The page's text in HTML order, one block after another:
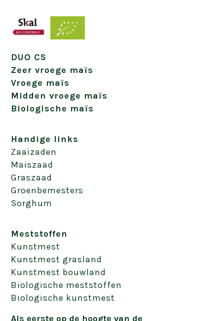
DUO CS
Zeer vroege maïs
Vroege maïs
Midden vroege maïs
Biologische maïs
Handige links
Zaaizaden
Maiszaad
Graszaad
Groenbemesters
Sorghum
Meststoffen
Kunstmest
Kunstmest grasland
Kunstmest bouwland
Biologische meststoffen
Biologische kunstmest
Als eerste op de hoogte van de